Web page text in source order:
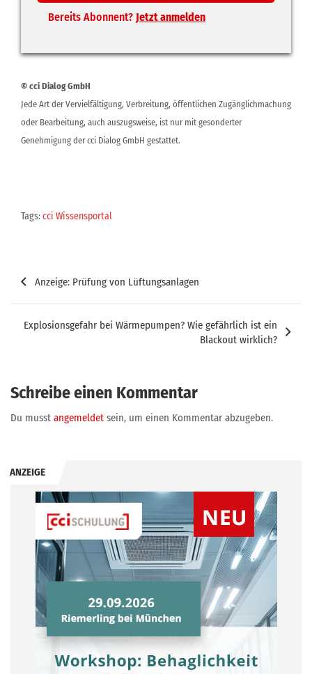
Bereits Abonnent? Jetzt anmelden
© cci Dialog GmbH
Jede Art der Vervielfältigung, Verbreitung, öffentlichen Zugänglichmachung
oder Bearbeitung, auch auszugsweise, ist nur mit gesonderter
Genehmigung der cci Dialog GmbH gestattet.
Tags:cci Wissensportal
Beitragsnavigation
Anzeige: Prüfung von Lüftungsanlagen
Explosionsgefahr bei Wärmepumpen? Wie gefährlich ist ein
Blackout wirklich?
Schreibe einen Kommentar
Du musst angemeldet sein, um einen Kommentar abzugeben.
ANZEIGE